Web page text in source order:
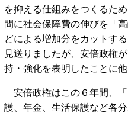
を抑える仕組みをつくるた
間に社会保障費の伸びを「
どによる増加分をカットす
見送りましたが、安倍政権
持・強化を表明したことに他
安倍政権はこの６年間、
護、年金、生活保護など各